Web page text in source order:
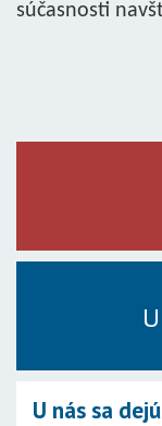
súčasnosti
U nás sa